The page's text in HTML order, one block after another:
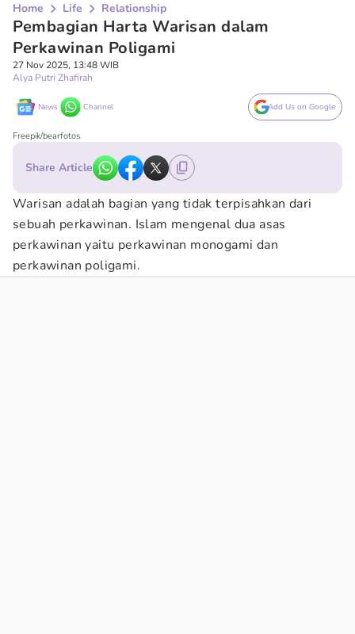
Home Life Relationship
Pembagian Harta Warisan dalam
Perkawinan Poligami
27 Nov 2025, 13:48 WIB
Alya Putri Zhafirah
News Channel Add Us on Google
Freepik/bearfotos
Share Article
Warisan adalah bagian yang tidak terpisahkan dari
sebuah perkawinan. Islam mengenal dua asas
perkawinan yaitu perkawinan monogami dan
perkawinan poligami.